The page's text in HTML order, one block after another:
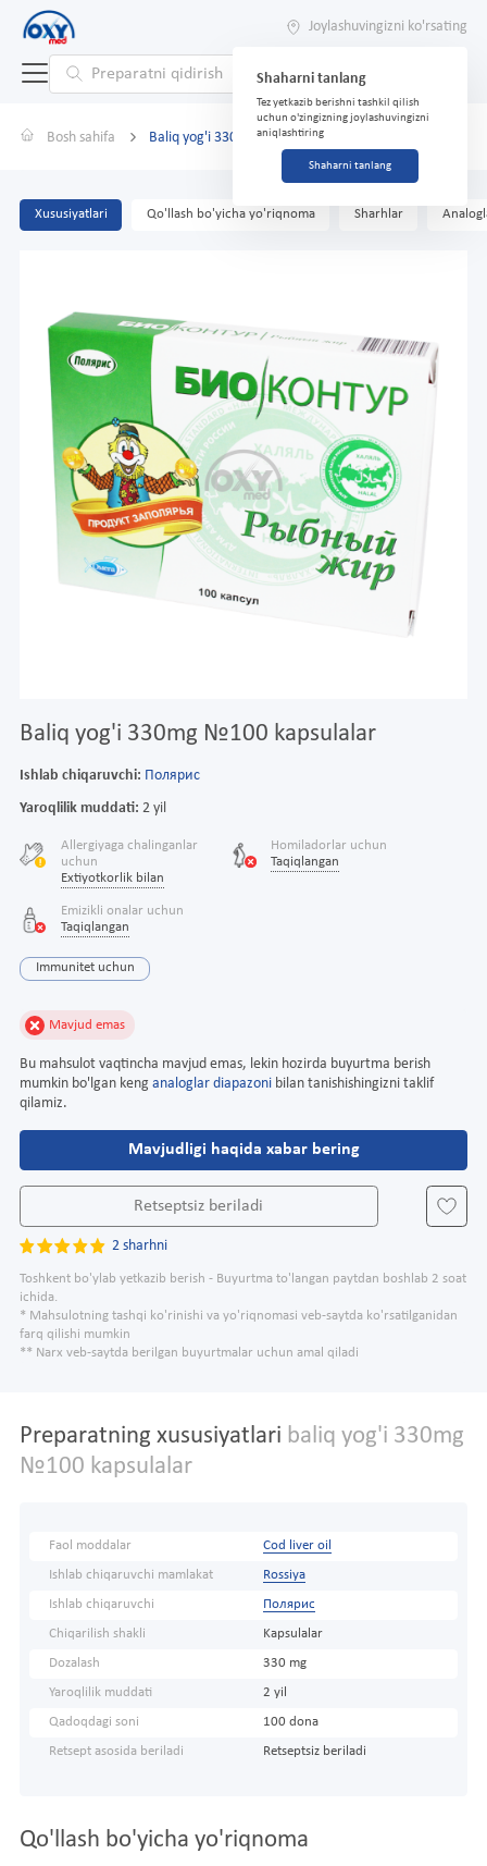
Joylashuvingizni ko'rsating
Shaharni tanlang
Tez yetkazib berishni tashkil qilish
uchun o'zingizning joylashuvingizni
aniqlashtiring
Shaharni tanlang
Bosh sahifa Baliq yog'i 330mg №100 kapsulalar
Xususiyatlari Qo'llash bo'yicha yo'riqnoma Sharhlar
Baliq yog'i 330mg №100 kapsulalar
Ishlab chiqaruvchi: Полярис
Yaroqlilik muddati: 2 yil
Allergiyaga chalinganlar
uchun
Extiyotkorlik bilan
Homiladorlar uchun
Taqiqlangan
Emizikli onalar uchun
Taqiqlangan
Immunitet uchun
Mavjud emas
Bu mahsulot vaqtincha mavjud emas, lekin hozirda buyurtma berish
mumkin bo'lgan keng analoglar diapazoni bilan tanishishingizni taklif
qilamiz.
Mavjudligi haqida xabar bering
Retseptsiz beriladi
2 sharhni
Toshkent bo'ylab yetkazib berish - Buyurtma to'langan paytdan boshlab 2 soat
ichida.
* Mahsulotning tashqi ko'rinishi va yo'riqnomasi veb-saytda ko'rsatilganidan
farq qilishi mumkin
** Narx veb-saytda berilgan buyurtmalar uchun amal qiladi
Preparatning xususiyatlari baliq yog'i 330mg
№100 kapsulalar
Faol moddalar Cod liver oil
Ishlab chiqaruvchi mamlakat Rossiya
Ishlab chiqaruvchi Полярис
Chiqarilish shakli Kapsulalar
Dozalash 330 mg
Yaroqlilik muddati 2 yil
Qadoqdagi soni 100 dona
Retsept asosida beriladi Retseptsiz beriladi
Qo'llash bo'yicha yo'riqnoma